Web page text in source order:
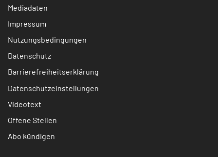
Mediadaten
Impressum
Nutzungsbedingungen
Datenschutz
Barrierefreiheitserklärung
Datenschutzeinstellungen
Videotext
Offene Stellen
Abo kündigen